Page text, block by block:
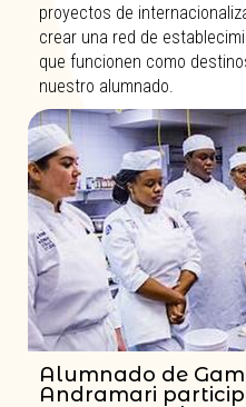
proyectos de
crear una red de
que funcionen como
nuestro alumnado.
Alumnado de
Andramari